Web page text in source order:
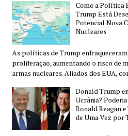
Como a Política
Trump Está
Potencial Nova
Nucleares
As políticas de Trump
proliferação, aumentando o risco de
armas nucleares. Aliados dos EUA,
Donald Trump
Ucrânia?
Ronald Reagan
de Uma Vez por